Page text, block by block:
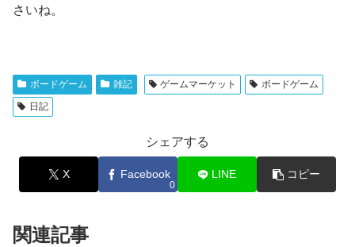
さいね。
ボードゲーム 雑記 ゲームマーケット
ボードゲーム
日記
シェアする
X Facebook
0
LINE コピー
関連記事